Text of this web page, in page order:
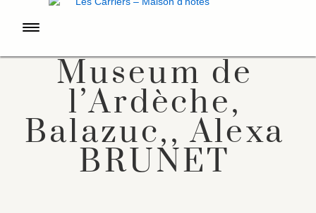
Museum de
l’Ardèche,
Balazuc,, Alexa
BRUNET